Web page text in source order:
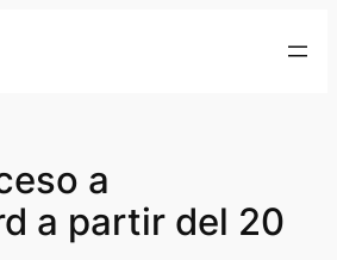
a
a partir del 20